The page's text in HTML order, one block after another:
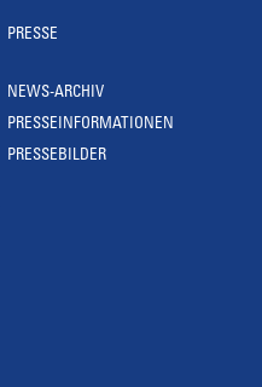
PRESSE
NEWS-ARCHIV
PRESSEINFORMATIONEN
PRESSEBILDER